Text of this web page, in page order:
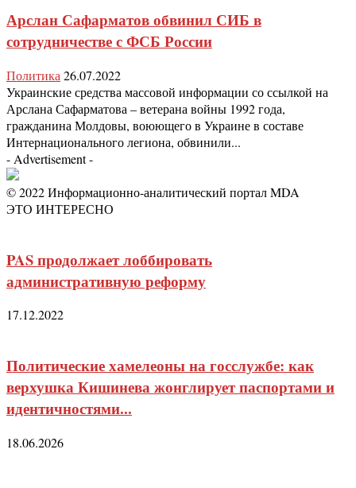
Арслан Сафарматов обвинил СИБ в
сотрудничестве с ФСБ России
Политика 26.07.2022
Украинские средства массовой информации со ссылкой на
Арслана Сафарматова – ветерана войны 1992 года,
гражданина Молдовы, воюющего в Украине в составе
Интернационального легиона, обвинили...
- Advertisement -
© 2022 Информационно-аналитический портал MDA
ЭТО ИНТЕРЕСНО
PAS продолжает лоббировать
административную реформу
17.12.2022
Политические хамелеоны на госслужбе: как
верхушка Кишинева жонглирует паспортами и
идентичностями...
18.06.2026